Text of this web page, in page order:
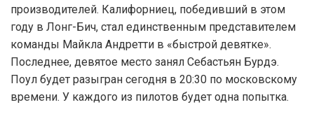
производителей. Калифорниец, победивший в этом
году в Лонг-Бич, стал единственным представителем
команды Майкла Андретти в «быстрой девятке».
Последнее, девятое место занял Себастьян Бурдэ.
Поул будет разыгран сегодня в 20:30 по московскому
времени. У каждого из пилотов будет одна попытка.